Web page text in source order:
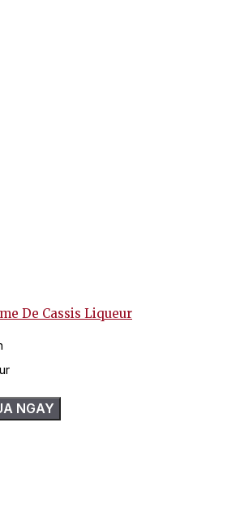
De Cassis Liqueur
NGAY